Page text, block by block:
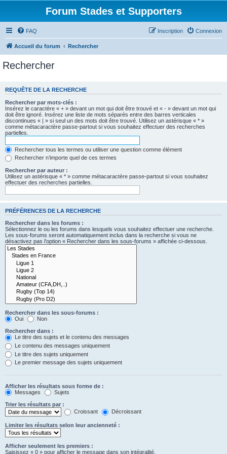
Forum Stades et Supporters
FAQ Connexion
Inscription
Accueil du forum Rechercher
Rechercher
REQUÊTE DE LA RECHERCHE
Rechercher par mots-clés :
Insérez le caractère « + » devant un mot qui doit être trouvé et « - » devant un mot qui
doit être ignoré. Insérez une liste de mots séparés entre des barres verticales
discontinues « | » si seul un des mots doit être trouvé. Utilisez un astérisque « * »
comme métacaractère passe-partout si vous souhaitez effectuer des recherches
partielles.
Rechercher tous les termes ou utiliser une question comme élément
Rechercher n’importe quel de ces termes
Rechercher par auteur :
Utilisez un astérisque « * » comme métacaractère passe-partout si vous souhaitez
effectuer des recherches partielles.
PRÉFÉRENCES DE LA RECHERCHE
Rechercher dans les forums :
Sélectionnez le ou les forums dans lesquels vous souhaitez effectuer une recherche.
Les sous-forums seront automatiquement inclus dans la recherche si vous ne
désactivez pas l’option « Rechercher dans les sous-forums » affichée ci-dessous.
Rechercher dans les sous-forums :
Oui
Non
Rechercher dans :
Le titre des sujets et le contenu des messages
Le contenu des messages uniquement
Le titre des sujets uniquement
Le premier message des sujets uniquement
Afficher les résultats sous forme de :
Messages
Sujets
Trier les résultats par :
Croissant
Décroissant
Limiter les résultats selon leur ancienneté :
Afficher seulement les premiers :
Saisissez « 0 » pour afficher le message dans son intégralité.